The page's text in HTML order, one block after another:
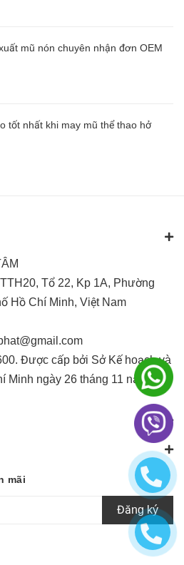
mũ nón chuyên nhận đơn OEM
tốt nhất khi may mũ thể thao hở
Tổ 22, Kp 1A, Phường
Hồ Chí Minh, Việt Nam
Được cấp bởi Sở Kế hoạch và
Minh ngày 26 tháng 11 năm
mãi
Đăng ký